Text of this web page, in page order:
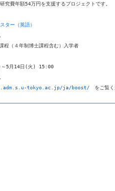
究費年額54万円を支援するプロジェクトです。
ター（英語）
程（４年制博士課程含む）入学者
～5月14日(火) 15:00
tokyo.ac.jp/ja/boost/